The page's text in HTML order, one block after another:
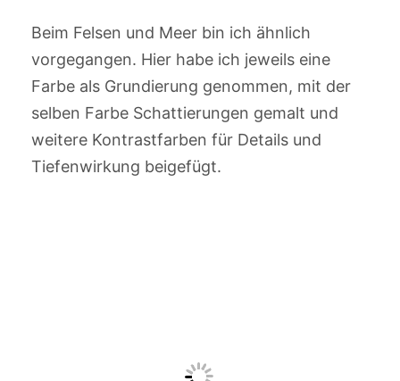
Beim Felsen und Meer bin ich ähnlich
vorgegangen. Hier habe ich jeweils eine
Farbe als Grundierung genommen, mit der
selben Farbe Schattierungen gemalt und
weitere Kontrastfarben für Details und
Tiefenwirkung beigefügt.